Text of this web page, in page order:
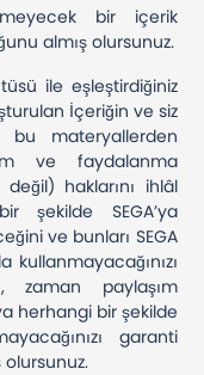
bir içerik
almış olursunuz.
ile eşleştirdiğiniz
İçeriğin ve siz
bu materyallerden
ve faydalanma
haklarını ihlâl
şekilde SEGA’ya
ve bunları SEGA
zaman paylaşım
herhangi bir şekilde
garanti